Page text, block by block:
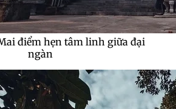
điểm hẹn tâm linh giữa đại
ngàn